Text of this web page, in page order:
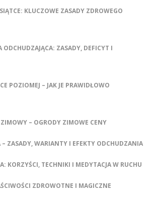
KLUCZOWE ZASADY ZDROWEGO
ODCHUDZAJĄCA: ZASADY, DEFICYT I
POZIOMEJ – JAK JE PRAWIDŁOWO
– OGRODY ZIMOWE CENY
– ZASADY, WARIANTY I EFEKTY ODCHUDZANIA
KORZYŚCI, TECHNIKI I MEDYTACJA W RUCHU
ZDROWOTNE I MAGICZNE